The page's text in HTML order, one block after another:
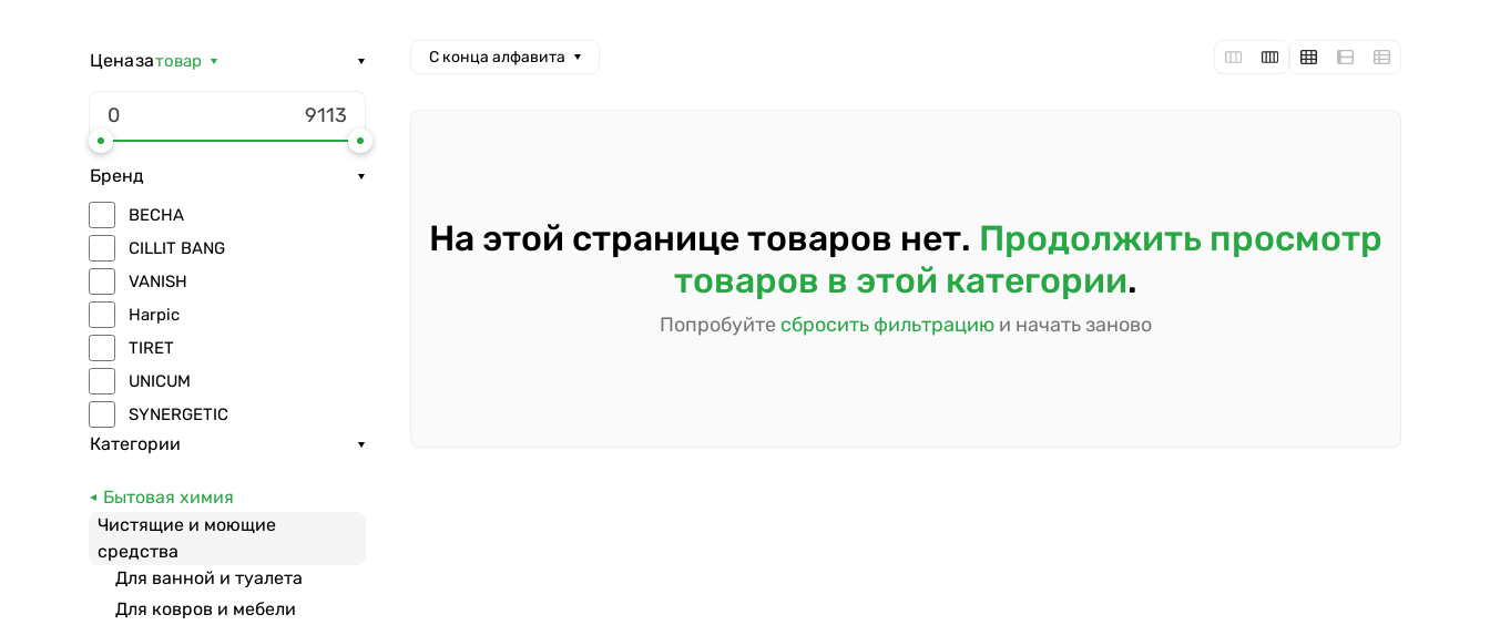
Ценазатовар
Бренд
ВЕСНА
CILLIT BANG
VANISH
Harpic
TIRET
UNICUM
SYNERGETIC
Splat
Туалетный Утенок
Teksanit
АИСТ
Категории
Бытовая химия
Чистящие и моющие
средства
Для ванной и туалета
Для ковров и мебели
С конца алфавита
На этой странице товаров нет. Продолжить просмотр
товаров в этой категории.
Попробуйте сбросить фильтрацию и начать заново